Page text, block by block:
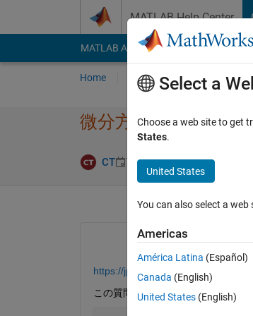
MATLAB Help Center
MATLAB Answers File Exchange
Home Ask Answer Browse
微分方程式の補完さ
CT 7 Jun 2021 1 Answer
https://jp.mathworks.com/
この質問で扱われている時変パラ
Select a
Choose a web site to get
States.
United States
You can also select a
Americas
América Latina (Español)
Canada (English)
United States (English)